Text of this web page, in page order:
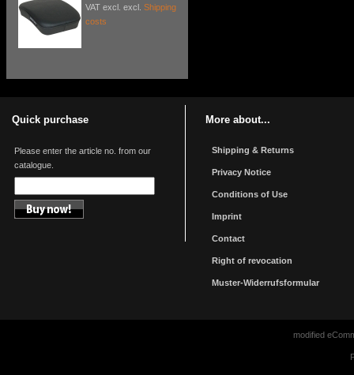
VAT excl. excl. Shipping
costs
Quick purchase
Please enter the article no. from our
catalogue.
More about...
Shipping & Returns
Privacy Notice
Conditions of Use
Imprint
Contact
Right of revocation
Muster-Widerrufsformular
modified